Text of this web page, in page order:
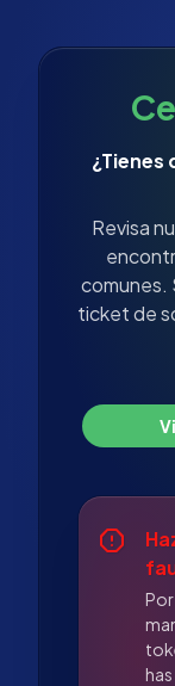
¿Tienes
Revisa
comunes.
ticket de